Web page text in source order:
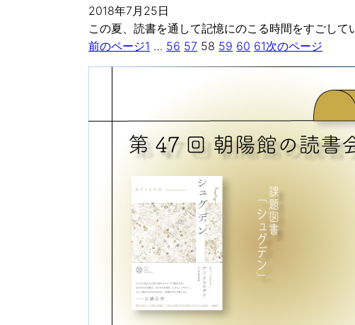
2018年7月25日
この夏、読書を通して記憶にのこる時間をすごし
前のページ1 … 56 57 58 59 60 61次のページ